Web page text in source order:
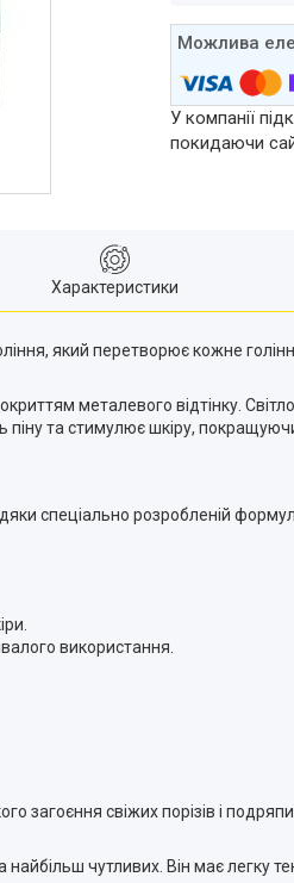
У компанії
покидаючи
Характеристики
який перетворює кожне
металевого відтінку.
та стимулює шкіру,
спеціально розробленій
використання.
загоєння свіжих порізів і
чутливих. Він має легку